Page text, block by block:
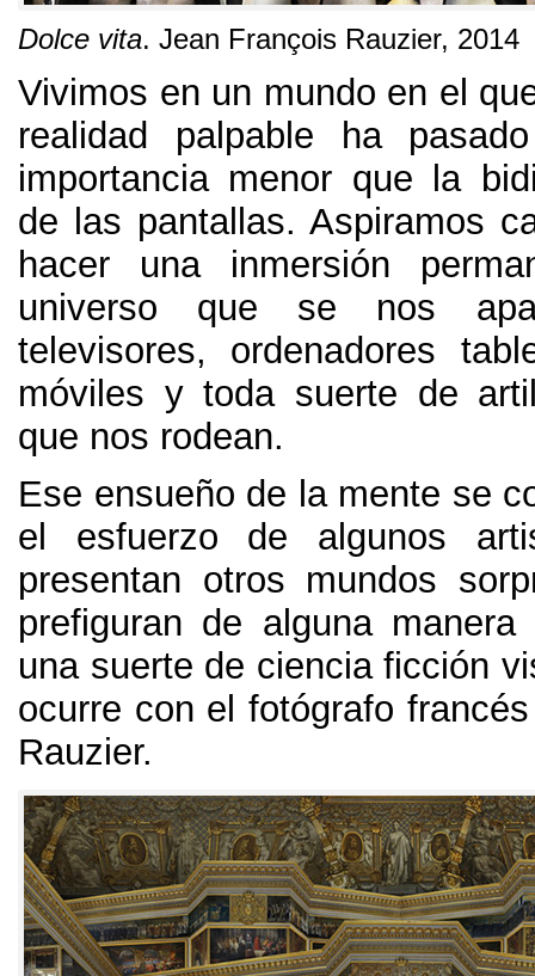
Dolce vita. Jean François Rauzier, 2014
Vivimos en un mundo en el
realidad palpable ha
importancia menor que la
de las pantallas. Aspiramos
hacer una inmersión
universo que se nos
televisores, ordenadores
móviles y toda suerte de
que nos rodean.
Ese ensueño de la mente se
el esfuerzo de algunos
presentan otros mundos
prefiguran de alguna
una suerte de ciencia ficción
ocurre con el fotógrafo
Rauzier.